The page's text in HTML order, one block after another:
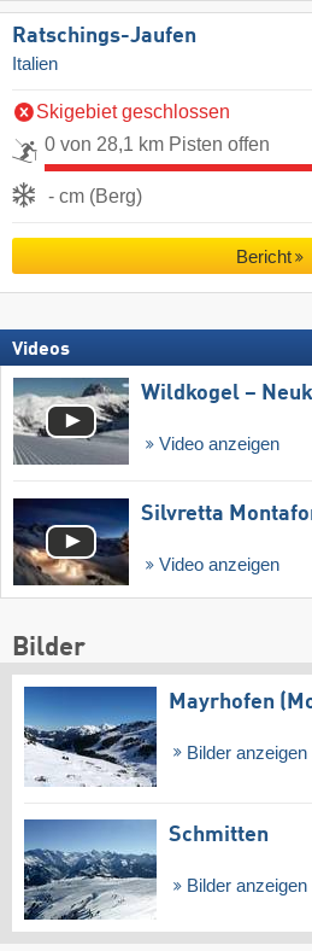
Ratschings-Jaufen
Italien
Skigebiet geschlossen
0 von 28,1 km Pisten offen
- cm (Berg)
Bericht
Videos
Wildkogel –
Video anzeigen
Silvretta
Video anzeigen
Bilder
Mayrhofen
Bilder anzeigen
Schmitten
Bilder anzeigen